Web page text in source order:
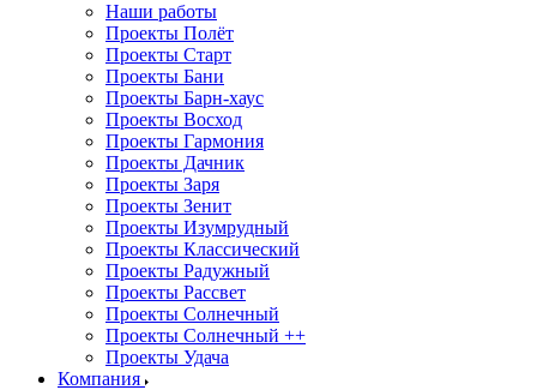
Наши работы
Проекты Полёт
Проекты Старт
Проекты Бани
Проекты Барн-хаус
Проекты Восход
Проекты Гармония
Проекты Дачник
Проекты Заря
Проекты Зенит
Проекты Изумрудный
Проекты Классический
Проекты Радужный
Проекты Рассвет
Проекты Солнечный
Проекты Солнечный ++
Проекты Удача
Компания